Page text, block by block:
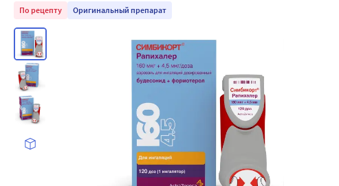
По рецепту Оригинальный препарат